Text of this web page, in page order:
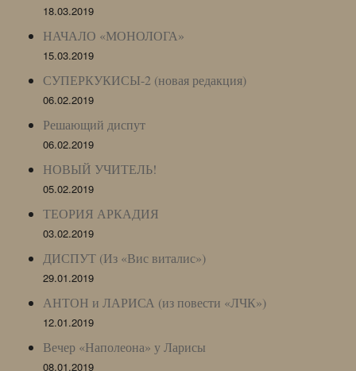
18.03.2019
НАЧАЛО «МОНОЛОГА»
15.03.2019
СУПЕРКУКИСЫ-2 (новая редакция)
06.02.2019
Решающий диспут
06.02.2019
НОВЫЙ УЧИТЕЛЬ!
05.02.2019
ТЕОРИЯ АРКАДИЯ
03.02.2019
ДИСПУТ (Из «Вис виталис»)
29.01.2019
АНТОН и ЛАРИСА (из повести «ЛЧК»)
12.01.2019
Вечер «Наполеона» у Ларисы
08.01.2019